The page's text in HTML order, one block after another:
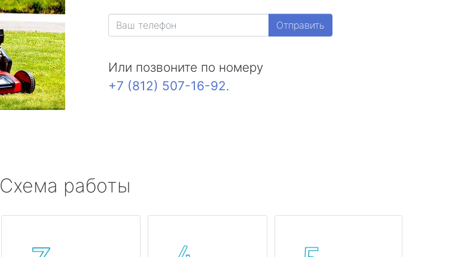
Отправить
Или позвоните по номеру
+7 (812) 507-16-92.
Схема работы